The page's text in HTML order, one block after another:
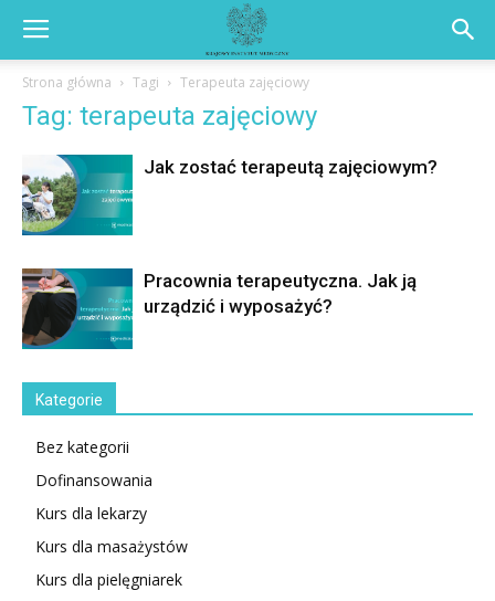
Strona główna Tagi Terapeuta zajęciowy
Tag: terapeuta zajęciowy
Jak zostać terapeutą zajęciowym?
Pracownia terapeutyczna. Jak ją
urządzić i wyposażyć?
Kategorie
Bez kategorii
Dofinansowania
Kurs dla lekarzy
Kurs dla masażystów
Kurs dla pielęgniarek